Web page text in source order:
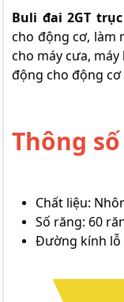
Buli đai 2GT
cho động cơ, làm
cho máy cưa,
động cho động cơ
Thông
Chất liệu:
Số răng: 60
Đường kính lỗ